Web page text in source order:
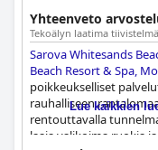
leikkialueesta ja
Yhteenveto
Tekoälyn laatima tiivistelmä
Sarova Whitesands
Beach Resort & Spa,
poikkeukselliset
rauhalliseen
rentouttavalla
laaja valikoima ruokia
Lue kaikkien